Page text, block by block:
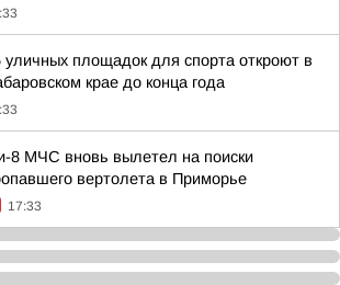
уличных площадок для спорта откроют в
крае до конца года
8 МЧС вновь вылетел на поиски
вертолета в Приморье
17:33